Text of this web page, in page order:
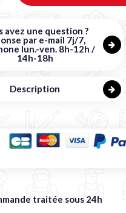
avez une question ?
par e-mail 7j/7,
lun.-ven. 8h-12h /
14h-18h
Description
traitée sous 24h